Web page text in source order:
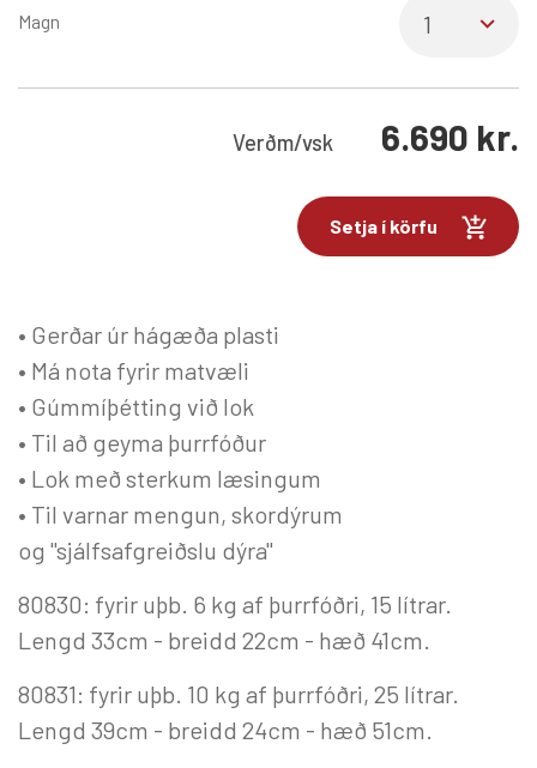
Magn
Verðm/vsk 6.690 kr.
Setja í körfu
• Gerðar úr hágæða plasti
• Má nota fyrir matvæli
• Gúmmíþétting við lok
• Til að geyma þurrfóður
• Lok með sterkum læsingum
• Til varnar mengun, skordýrum
og "sjálfsafgreiðslu dýra"
80830: fyrir uþb. 6 kg af þurrfóðri, 15 lítrar.
Lengd 33cm - breidd 22cm - hæð 41cm.
80831: fyrir uþb. 10 kg af þurrfóðri, 25 lítrar.
Lengd 39cm - breidd 24cm - hæð 51cm.